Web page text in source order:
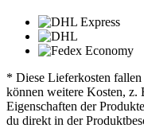
* Diese Lieferkosten fallen
können weitere Kosten, z.
Eigenschaften der
du direkt in der